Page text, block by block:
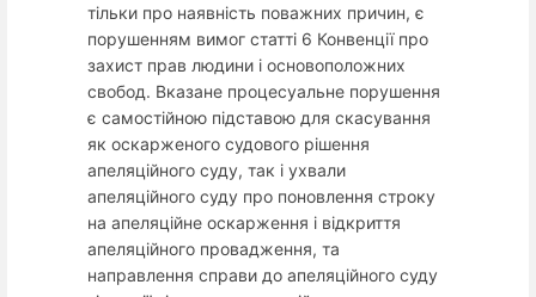
тільки про наявність поважних причин, є
порушенням вимог статті 6 Конвенції про
захист прав людини і основоположних
свобод. Вказане процесуальне порушення
є самостійною підставою для скасування
як оскарженого судового рішення
апеляційного суду, так і ухвали
апеляційного суду про поновлення строку
на апеляційне оскарження і відкриття
апеляційного провадження, та
направлення справи до апеляційного суду